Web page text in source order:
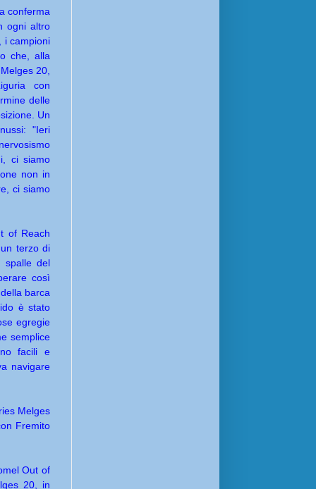
conferma
ogni altro
i campioni
che, alla
20,
con
delle
Un
"Ieri
ci siamo
non in
ci siamo
of Reach
terzo di
spalle del
così
barca
è stato
egregie
semplice
facili e
navigare
Melges
Fremito
Out of
20, in